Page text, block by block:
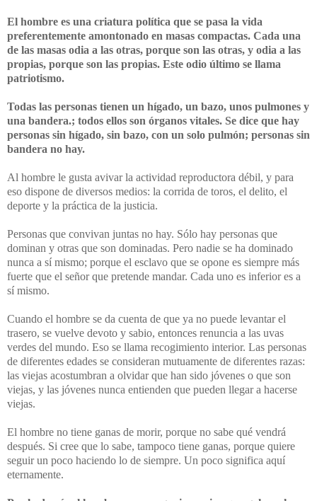
El hombre es una criatura política que se pasa la vida
preferentemente amontonado en masas compactas. Cada una
de las masas odia a las otras, porque son las otras, y odia a las
propias, porque son las propias. Este odio último se llama
patriotismo.
Todas las personas tienen un hígado, un bazo, unos pulmones y
una bandera.; todos ellos son órganos vitales. Se dice que hay
personas sin hígado, sin bazo, con un solo pulmón; personas sin
bandera no hay.
Al hombre le gusta avivar la actividad reproductora débil, y para
eso dispone de diversos medios: la corrida de toros, el delito, el
deporte y la práctica de la justicia.
Personas que convivan juntas no hay. Sólo hay personas que
dominan y otras que son dominadas. Pero nadie se ha dominado
nunca a sí mismo; porque el esclavo que se opone es siempre más
fuerte que el señor que pretende mandar. Cada uno es inferior es a
sí mismo.
Cuando el hombre se da cuenta de que ya no puede levantar el
trasero, se vuelve devoto y sabio, entonces renuncia a las uvas
verdes del mundo. Eso se llama recogimiento interior. Las personas
de diferentes edades se consideran mutuamente de diferentes razas:
las viejas acostumbran a olvidar que han sido jóvenes o que son
viejas, y las jóvenes nunca entienden que pueden llegar a hacerse
viejas.
El hombre no tiene ganas de morir, porque no sabe qué vendrá
después. Si cree que lo sabe, tampoco tiene ganas, porque quiere
seguir un poco haciendo lo de siempre. Un poco significa aquí
eternamente.